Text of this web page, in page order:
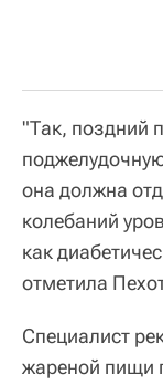
"Так, поздний
она должна
колебаний
как
отметила
Специалист
жареной пищи